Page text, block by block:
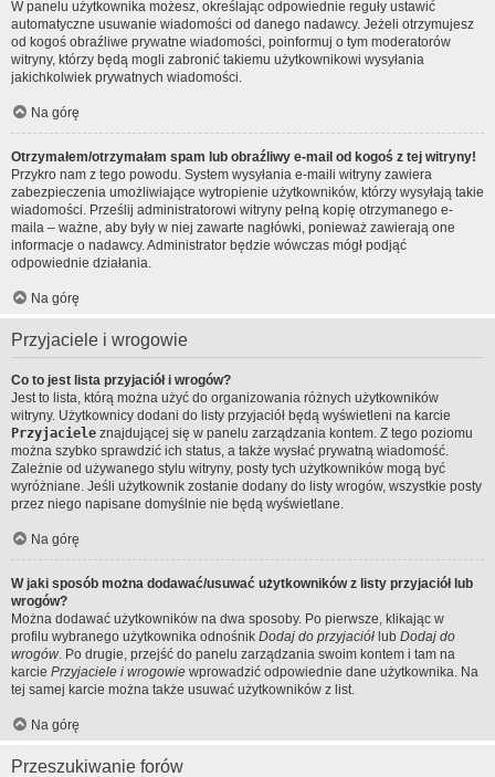
W panelu użytkownika możesz, określając odpowiednie reguły ustawić
automatyczne usuwanie wiadomości od danego nadawcy. Jeżeli otrzymujesz
od kogoś obraźliwe prywatne wiadomości, poinformuj o tym moderatorów
witryny, którzy będą mogli zabronić takiemu użytkownikowi wysyłania
jakichkolwiek prywatnych wiadomości.
Na górę
Otrzymałem/otrzymałam spam lub obraźliwy e-mail od kogoś z tej witryny!
Przykro nam z tego powodu. System wysyłania e-maili witryny zawiera
zabezpieczenia umożliwiające wytropienie użytkowników, którzy wysyłają takie
wiadomości. Prześlij administratorowi witryny pełną kopię otrzymanego e-
maila – ważne, aby były w niej zawarte nagłówki, ponieważ zawierają one
informacje o nadawcy. Administrator będzie wówczas mógł podjąć
odpowiednie działania.
Na górę
Przyjaciele i wrogowie
Co to jest lista przyjaciół i wrogów?
Jest to lista, którą można użyć do organizowania różnych użytkowników
witryny. Użytkownicy dodani do listy przyjaciół będą wyświetleni na karcie
Przyjaciele znajdującej się w panelu zarządzania kontem. Z tego poziomu
można szybko sprawdzić ich status, a także wysłać prywatną wiadomość.
Zależnie od używanego stylu witryny, posty tych użytkowników mogą być
wyróżniane. Jeśli użytkownik zostanie dodany do listy wrogów, wszystkie posty
przez niego napisane domyślnie nie będą wyświetlane.
Na górę
W jaki sposób można dodawać/usuwać użytkowników z listy przyjaciół lub
wrogów?
Można dodawać użytkowników na dwa sposoby. Po pierwsze, klikając w
profilu wybranego użytkownika odnośnik Dodaj do przyjaciół lub Dodaj do
wrogów. Po drugie, przejść do panelu zarządzania swoim kontem i tam na
karcie Przyjaciele i wrogowie wprowadzić odpowiednie dane użytkownika. Na
tej samej karcie można także usuwać użytkowników z list.
Na górę
Przeszukiwanie forów